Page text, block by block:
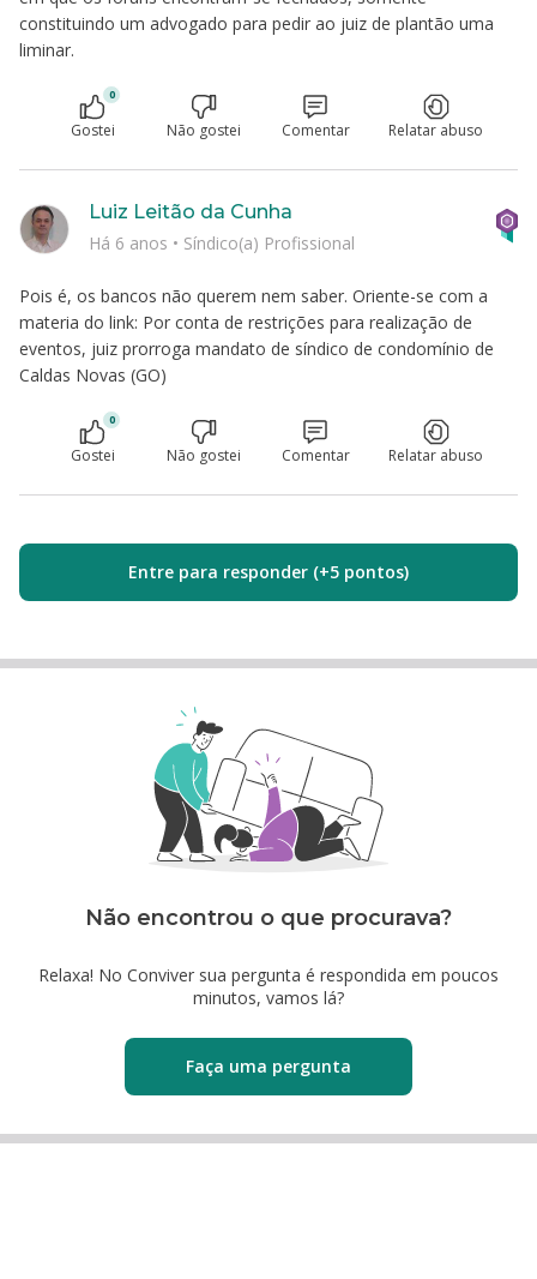
constituindo um advogado para pedir ao juiz de plantão uma
liminar.
0
Gostei Não gostei Comentar Relatar abuso
Pois é, os bancos não querem nem saber. Oriente-se com a
materia do link: Por conta de restrições para realização de
eventos, juiz prorroga mandato de síndico de condomínio de
Caldas Novas (GO)
Luiz Leitão da Cunha
Há 6 anos • Síndico(a) Profissional
0
Gostei Não gostei Comentar Relatar abuso
Entre para responder (+5 pontos)
Não encontrou o que procurava?
Relaxa! No Conviver sua pergunta é respondida em poucos
minutos, vamos lá?
Faça uma pergunta